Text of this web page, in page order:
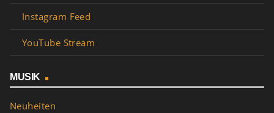
Instagram Feed
YouTube Stream
MUSIK
Neuheiten